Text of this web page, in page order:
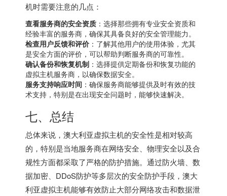
机时需要注意的几点：
查看服务商的安全资质 ：选择那些拥有专业安全资质和
经验丰富的服务商，确保其具备良好的安全管理能力。
检查用户反馈和评价 ：了解其他用户的使用体验，尤其
是安全方面的评价，可以帮助判断服务商的可靠性。
确认备份和恢复机制 ：选择提供定期备份和恢复功能的
虚拟主机服务商，以确保数据安全。
服务支持响应时间 ：确保服务商能够提供及时有效的技
术支持，特别是在出现安全问题时，能够快速解决。
七、总结
总体来说，澳大利亚虚拟主机的安全性是相对较高
的，特别是当地服务商在网络安全、物理安全以及合
规性方面都采取了严格的防护措施。通过防火墙、数
据加密、DDoS防护等多层次的安全防护手段，澳大
利亚虚拟主机能够有效防止大部分网络攻击和数据泄